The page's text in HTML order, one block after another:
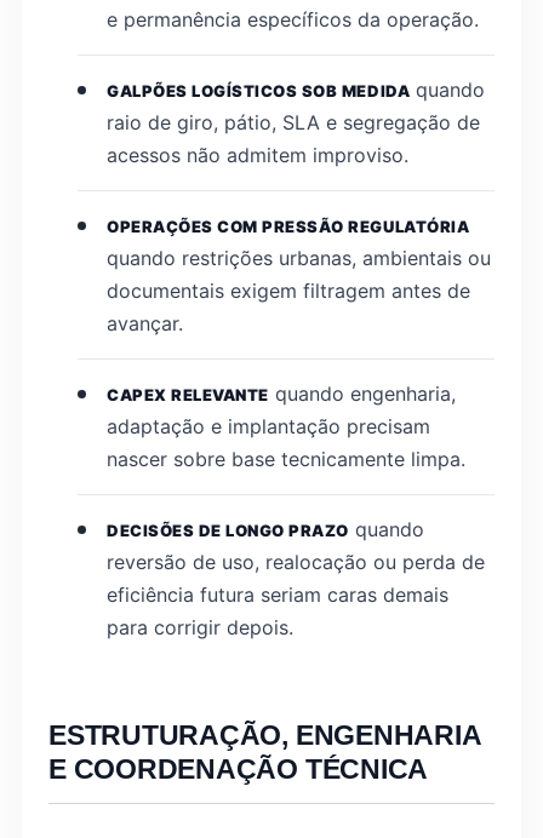
e permanência específicos da operação.
GALPÕES LOGÍSTICOS SOB MEDIDA quando
raio de giro, pátio, SLA e segregação de
acessos não admitem improviso.
OPERAÇÕES COM PRESSÃO REGULATÓRIA
quando restrições urbanas, ambientais ou
documentais exigem filtragem antes de
avançar.
CAPEX RELEVANTE quando engenharia,
adaptação e implantação precisam
nascer sobre base tecnicamente limpa.
DECISÕES DE LONGO PRAZO quando
reversão de uso, realocação ou perda de
eficiência futura seriam caras demais
para corrigir depois.
ESTRUTURAÇÃO, ENGENHARIA
E COORDENAÇÃO TÉCNICA